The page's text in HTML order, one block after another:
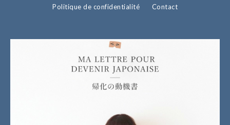
Politique de confidentialité
Contact